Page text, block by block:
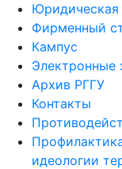
Юридическая
Фирменный
Кампус
Электронные
Архив РГГУ
Контакты
идеологии